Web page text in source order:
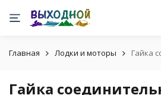
Главная Лодки и моторы Гайка
Гайка